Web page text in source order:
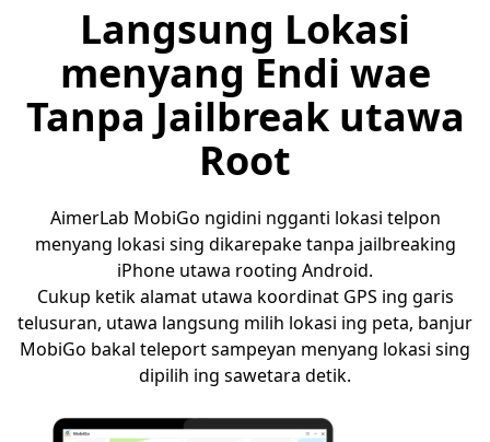
Langsung Lokasi
menyang Endi wae
Tanpa Jailbreak utawa
Root
AimerLab MobiGo ngidini ngganti lokasi telpon
menyang lokasi sing dikarepake tanpa jailbreaking
iPhone utawa rooting Android.
Cukup ketik alamat utawa koordinat GPS ing garis
telusuran, utawa langsung milih lokasi ing peta, banjur
MobiGo bakal teleport sampeyan menyang lokasi sing
dipilih ing sawetara detik.